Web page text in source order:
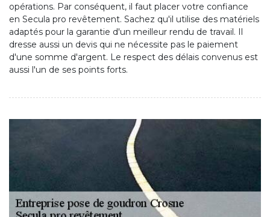
opérations. Par conséquent, il faut placer votre confiance
en Secula pro revêtement. Sachez qu'il utilise des matériels
adaptés pour la garantie d'un meilleur rendu de travail. Il
dresse aussi un devis qui ne nécessite pas le paiement
d'une somme d'argent. Le respect des délais convenus est
aussi l'un de ses points forts.